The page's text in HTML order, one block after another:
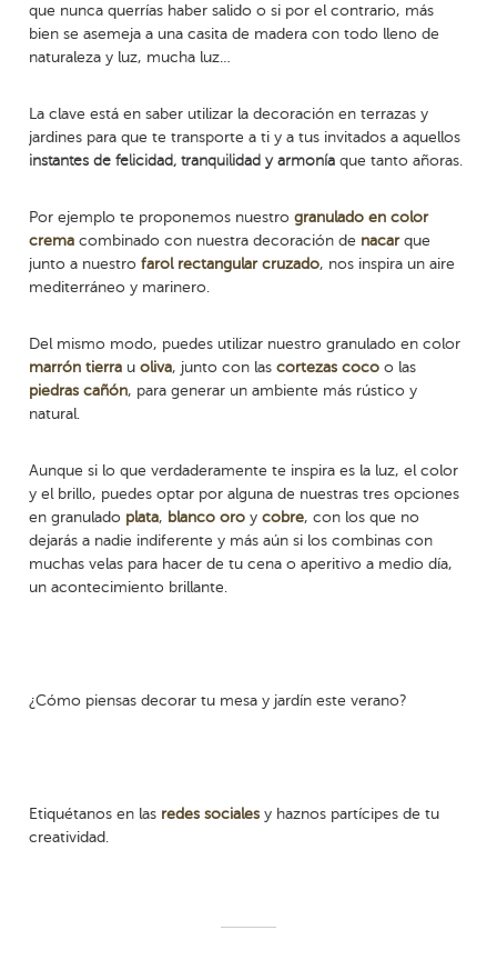
que nunca querrías haber salido o si por el contrario, más
bien se asemeja a una casita de madera con todo lleno de
naturaleza y luz, mucha luz…
La clave está en saber utilizar la decoración en terrazas y
jardines para que te transporte a ti y a tus invitados a aquellos
instantes de felicidad, tranquilidad y armonía que tanto añoras.
Por ejemplo te proponemos nuestrogranulado en color
crema combinado con nuestra decoración de nacarque
junto a nuestrofarol rectangular cruzado, nos inspira un aire
mediterráneo y marinero.
Del mismo modo, puedes utilizar nuestro granulado en color
marrón tierra uoliva, junto con lascortezas coco o las
piedras cañón, para generar un ambiente más rústico y
natural.
Aunque si lo que verdaderamente te inspira es la luz, el color
y el brillo, puedes optar por alguna de nuestras tres opciones
en granulado plata, blanco oro ycobre, con los que no
dejarás a nadie indiferente y más aún si los combinas con
muchas velas para hacer de tu cena o aperitivo a medio día,
un acontecimiento brillante.
¿Cómo piensas decorar tu mesa y jardín este verano?
Etiquétanos en las redes sociales y haznos partícipes de tu
creatividad.